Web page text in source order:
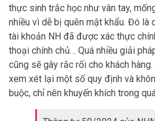
thực sinh trắc học như vân tay,
nhiều vì dễ bị quên mật khẩu. Đó là
tài khoản NH đã được xác thực
thoại chính chủ… Quá nhiều giải
cũng sẽ gây rắc rối cho khách
xem xét lại một số quy định và
buộc, chỉ nên khuyến khích trong